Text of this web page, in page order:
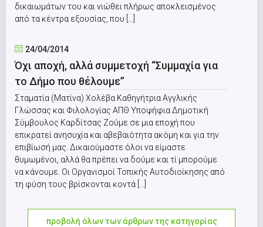
δικαιωμάτων του και νιώθει πλήρως αποκλεισμένος
από τα κέντρα εξουσίας, που [...]
24/04/2014
Όχι αποχή, αλλά συμμετοχή “Συμμαχία για
το Δήμο που θέλουμε”
Σταματία (Ματίνα) Χολέβα Καθηγήτρια Αγγλικής
Γλώσσας και Φιλολογίας ΑΠΘ Υποψήφια Δημοτική
Σύμβουλος Καρδίτσας Ζούμε σε μια εποχή που
επικρατεί ανησυχία και αβεβαιότητα ακόμη και για την
επιβίωσή μας. Δικαιούμαστε όλοι να είμαστε
θυμωμένοι, αλλά θα πρέπει να δούμε και τί μπορούμε
να κάνουμε. Οι Οργανισμοί Τοπικής Αυτοδιοίκησης από
τη φύση τους βρίσκονται κοντά [...]
προβολή όλων των άρθρων της κατηγορίας